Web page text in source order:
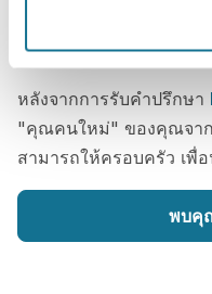
ต้องการทราบหรื
หลังจากการรับคำปรึกษา
"คุณคนใหม่" ของคุณจา
สามารถให้ครอบครัว เพื่
พบคุ